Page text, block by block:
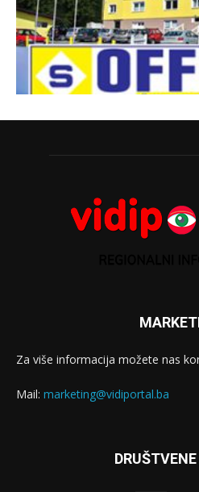
Za više informacija možete nas
Mail: marketing@vidiportal.ba